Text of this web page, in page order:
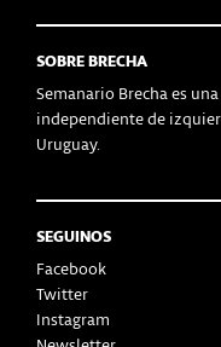
SOBRE BRECHA
Semanario Brecha es
independiente de
Uruguay.
SEGUINOS
Facebook
Twitter
Instagram